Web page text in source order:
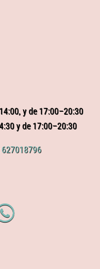
y de 17:00–20:30
y de 17:00–20:30